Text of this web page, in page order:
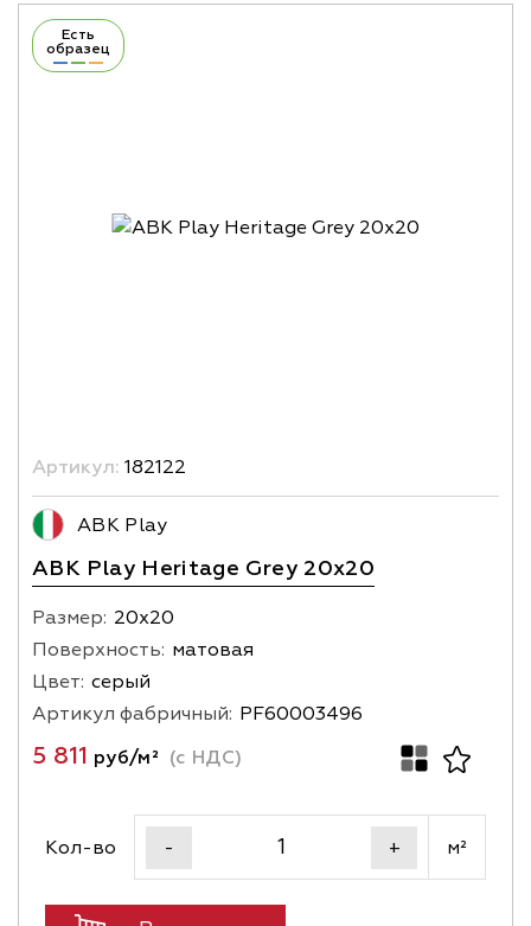
Есть
образец
Артикул: 182122
ABK Play
ABK Play Heritage Grey 20x20
Размер: 20х20
Поверхность: матовая
Цвет: серый
Артикул фабричный: PF60003496
5 811 руб/м² (с НДС)
Кол-во - + м²